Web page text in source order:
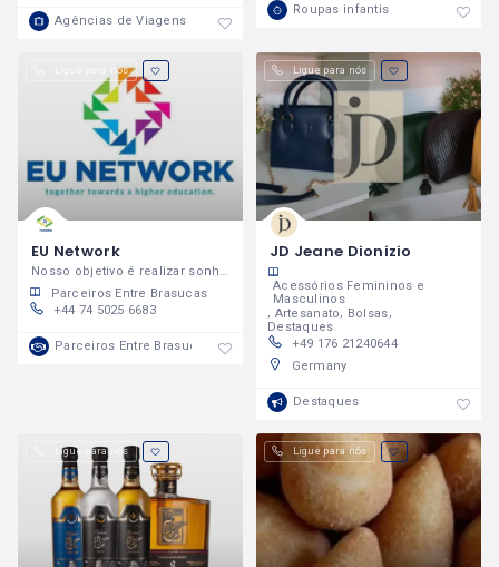
Agências de Viagens
Roupas infantis
Ligue para nós
EU Network
Nosso objetivo é realizar sonhos!
Parceiros Entre Brasucas
+44 74 5025 6683
Parceiros Entre Brasucas
Ligue para nós
JD Jeane Dionizio
Acessórios Femininos e
Masculinos
Artesanato
Bolsas
Destaques
+49 176 21240644
Germany
Destaques
Ligue para nós Ligue para nós